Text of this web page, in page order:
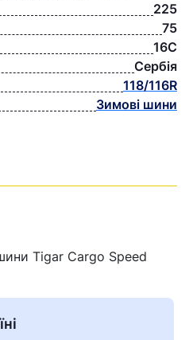
225
75
16C
Сербія
118/116R
Зимові шини
Tigar Cargo Speed